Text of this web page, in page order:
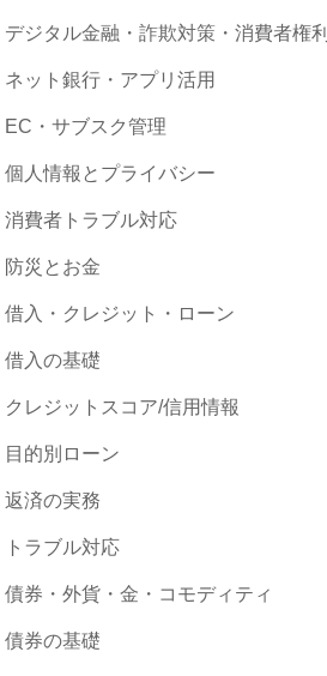
デジタル金融・詐欺対策・消費者権利
ネット銀行・アプリ活用
EC・サブスク管理
個人情報とプライバシー
消費者トラブル対応
防災とお金
借入・クレジット・ローン
借入の基礎
クレジットスコア/信用情報
目的別ローン
返済の実務
トラブル対応
債券・外貨・金・コモディティ
債券の基礎